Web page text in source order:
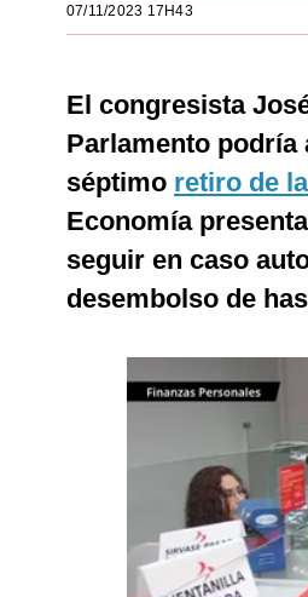
07/11/2023 17H43
El congresista
Parlamento podría
séptimo retiro de
Economía
seguir en caso
desembolso de